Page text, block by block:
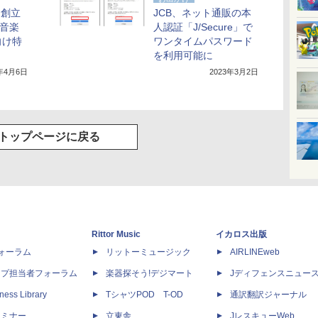
立
楽
け特
4月6日
JCB、ネット通販の本
人認証「J/Secure」で
ワンタイムパスワード
を利用可能に
2023年3月2日
ップページに戻る
ーラム
担当者フォーラム
Library
ナー
Rittor Music
リットーミュージック
楽器探そう!デジマート
TシャツPOD T-OD
立東舎
イカロス出版
AIRLINEweb
Jディフェンスニュー
通訳翻訳ジャーナル
JレスキューWeb